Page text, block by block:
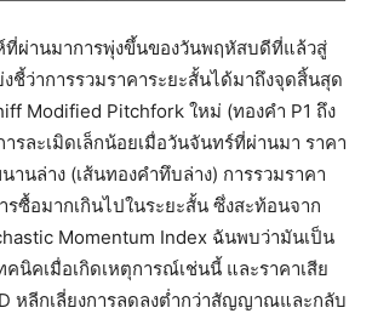
ที่ผ่านมาการพุ่งขึ้นของวันพฤหัสบดีที่แล้วสู่
ชี้ว่าการรวมราคาระยะสั้นได้มาถึงจุดสิ้นสุด
Modified Pitchfork ใหม่ (ทองคำ P1 ถึง
รละเมิดเล็กน้อยเมื่อวันจันทร์ที่ผ่านมา ราคา
านล่าง (เส้นทองคำทึบล่าง) การรวมราคา
รซื้อมากเกินไปในระยะสั้น ซึ่งสะท้อนจาก
Momentum Index ฉันพบว่ามันเป็น
คนิคเมื่อเกิดเหตุการณ์เช่นนี้ และราคาเสีย
หลีกเลี่ยงการลดลงต่ำกว่าสัญญาณและกลับ